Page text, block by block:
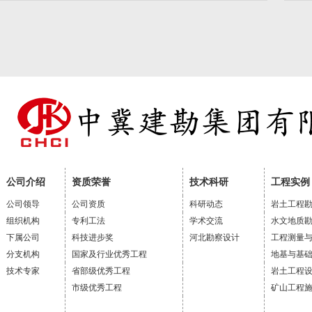
公司介绍 资质荣誉 技术科研 工程实例
公司领导 公司资质 科研动态
岩土工程
组织机构
专利工法 学术交流
水文地质
下属公司
科技进步奖 河北勘察设计
工程测量
分支机构
国家及行业优秀工程
地基与基
技术专家
省部级优秀工程
岩土工程
市级优秀工程
矿山工程